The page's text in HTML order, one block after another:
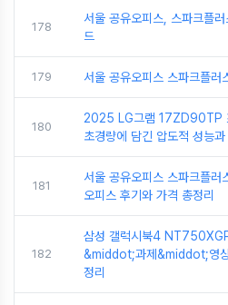
178
서울 공유오피스, 스파크플
드
179 서울 공유오피스 스파크플러
180
2025 LG그램 17ZD90TP
초경량에 담긴 압도적 성능
181
서울 공유오피스 스파크플러
오피스 후기와 가격 총정리
182
삼성 갤럭시북4
&middot;과제&middot;영
정리